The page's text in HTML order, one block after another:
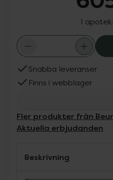
I apotek:
Snabba leveranser
Finns i webblager
Fler produkter från
Aktuella erbjudanden
Beskrivning